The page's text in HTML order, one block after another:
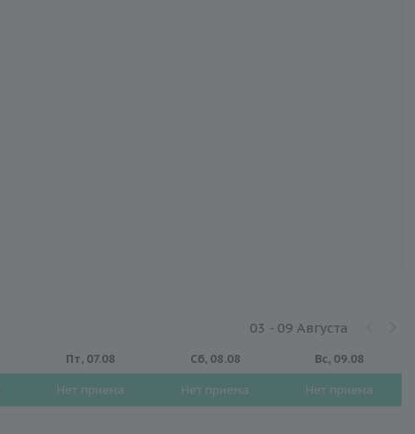
03 - 09 Августа
Пт, 07.08
Нет приема
Сб, 08.08
Нет приема
Вс, 09.08
Нет приема